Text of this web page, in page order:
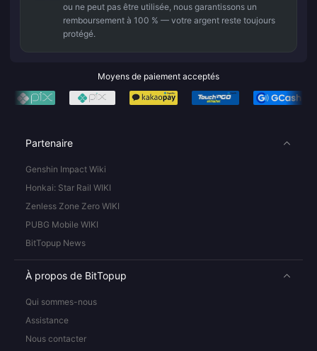
ou ne peut pas être utilisée, nous garantissons un
remboursement à 100 % — votre argent reste toujours
protégé.
Moyens de paiement acceptés
Partenaire
Genshin Impact Wiki
Honkai: Star Rail WIKI
Zenless Zone Zero WIKI
PUBG Mobile WIKI
BitTopup News
À propos de BitTopup
Qui sommes-nous
Assistance
Nous contacter